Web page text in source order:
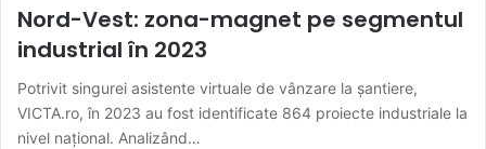
Nord-Vest: zona-magnet pe segmentul
industrial în 2023
Potrivit singurei asistente virtuale de vânzare la șantiere,
VICTA.ro, în 2023 au fost identificate 864 proiecte industriale la
nivel național. Analizând…